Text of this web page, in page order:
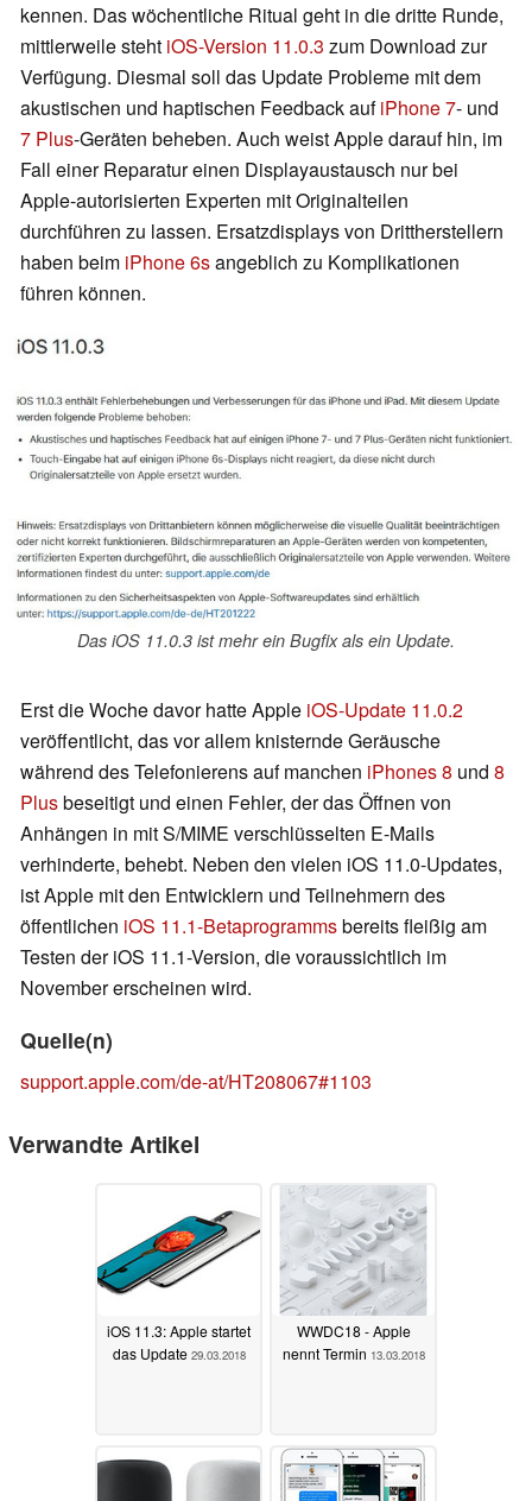
kennen. Das wöchentliche Ritual geht in die dritte Runde,
mittlerweile steht iOS-Version 11.0.3 zum Download zur
Verfügung. Diesmal soll das Update Probleme mit dem
akustischen und haptischen Feedback aufiPhone 7- und
7 Plus-Geräten beheben. Auch weist Apple darauf hin, im
Fall einer Reparatur einen Displayaustausch nur bei
Apple-autorisierten Experten mit Originalteilen
durchführen zu lassen. Ersatzdisplays von Drittherstellern
haben beim iPhone 6sangeblich zu Komplikationen
führen können.
Das iOS 11.0.3 ist mehr ein Bugfix als ein Update.
Erst die Woche davor hatte Apple iOS-Update 11.0.2
veröffentlicht, das vor allem knisternde Geräusche
während des Telefonierensauf manchen iPhones 8 und 8
Plusbeseitigt und einen Fehler, der das Öffnen von
Anhängen in mit S/MIME verschlüsselten E-Mails
verhinderte, behebt. Neben den vielen iOS 11.0-Updates,
ist Apple mit den Entwicklern und Teilnehmern des
öffentlichen iOS 11.1-Betaprogrammsbereits fleißig am
Testen der iOS 11.1-Version, die voraussichtlich im
November erscheinen wird.
Quelle(n)
support.apple.com/de-at/HT208067#1103
Verwandte Artikel
iOS 11.3: Apple startet
das Update 29.03.2018
WWDC18 - Apple
nennt Termin 13.03.2018